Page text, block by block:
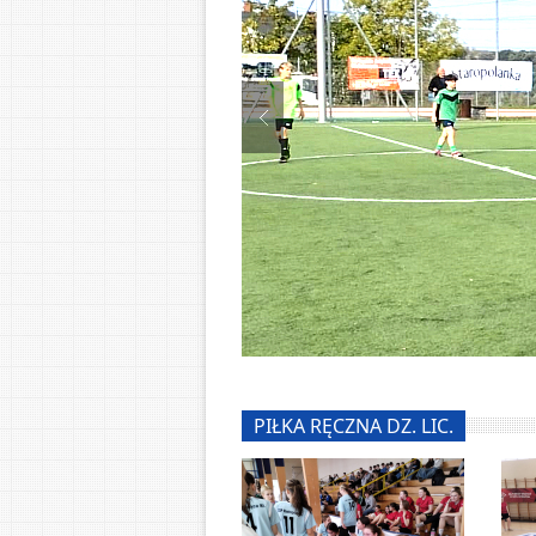
PIŁKA RĘCZNA DZ. LIC.